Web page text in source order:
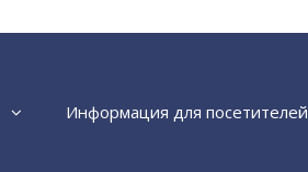
Информация для посетителей